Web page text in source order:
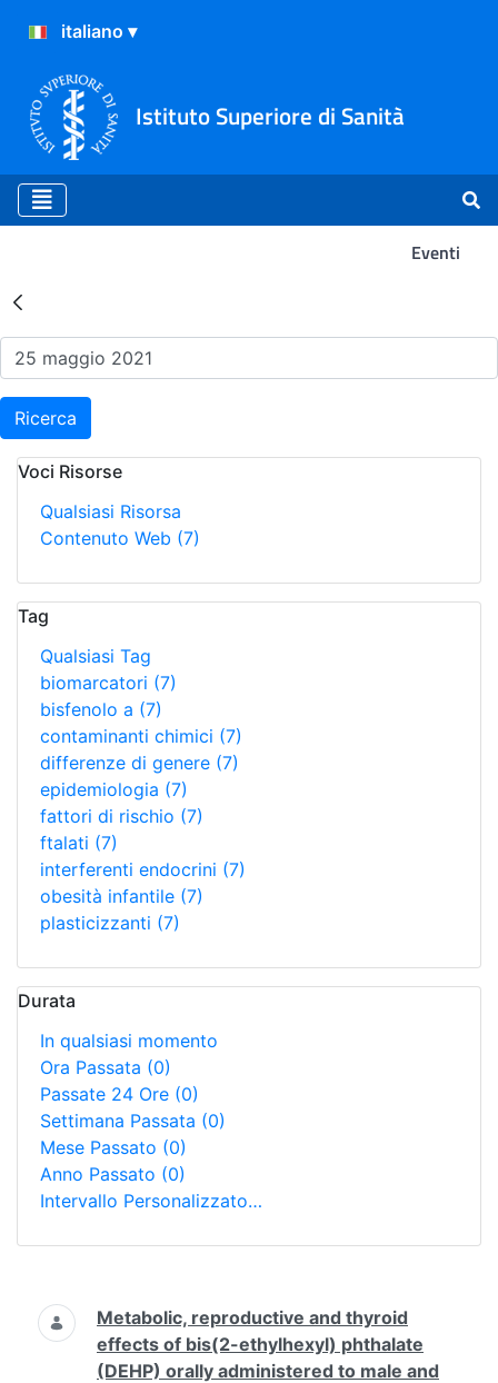
Istituto Superiore di Sanità
Eventi
Risultati della Ricerca -
Ricerca
Voci Risorse
Qualsiasi Risorsa
Contenuto Web (7)
Tag
Qualsiasi Tag
biomarcatori (7)
bisfenolo a (7)
contaminanti chimici (7)
differenze di genere (7)
epidemiologia (7)
fattori di rischio (7)
ftalati (7)
interferenti endocrini (7)
obesità infantile (7)
plasticizzanti (7)
Durata
In qualsiasi momento
Ora Passata (0)
Passate 24 Ore (0)
Settimana Passata (0)
Mese Passato (0)
Anno Passato (0)
Intervallo Personalizzato…
Ricerca
Metabolic, reproductive and thyroid
effects of bis(2-ethylhexyl) phthalate
(DEHP) orally administered to male and